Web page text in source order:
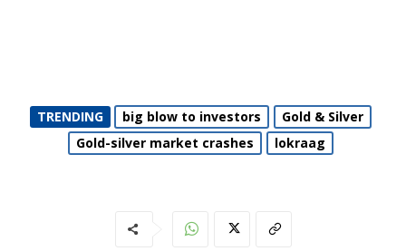
TRENDING big blow to investors
Gold & Silver
Gold-silver market crashes
lokraag